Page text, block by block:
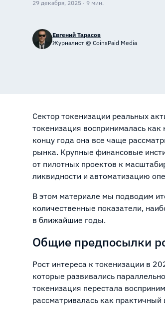
29 декабря, 2025 · 9 мин.
Евгений Тарасов
Журналист @ CoinsPaid Media
Сектор токенизации реальных
токенизация воспринималась
концу года она все чаще
рынка. Крупные финансовые
от пилотных проектов к
ликвидности и автоматизацию
В этом материале мы подводим
количественные показатели,
в ближайшие годы.
Общие предпосылки
Рост интереса к токенизации в
которые развивались
токенизация перестала
рассматривалась как